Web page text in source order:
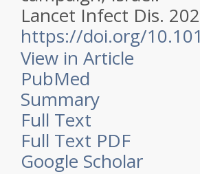
Lancet Infect Dis.
https://doi.org/
View in Article
PubMed
Summary
Full Text
Full Text PDF
Google Scholar